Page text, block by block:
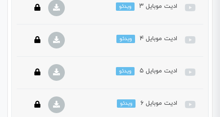
این بخش خصوصی می باشد. برای دسترسی کامل به دروس این
ادیت موبایل ۳ ویدئو
این بخش خصوصی می باشد. برای دسترسی کامل به دروس این
ادیت موبایل ۴ ویدئو
این بخش خصوصی می باشد. برای دسترسی کامل به دروس این
ادیت موبایل ۵ ویدئو
این بخش خصوصی می باشد. برای دسترسی کامل به دروس این
ادیت موبایل ۶ ویدئو